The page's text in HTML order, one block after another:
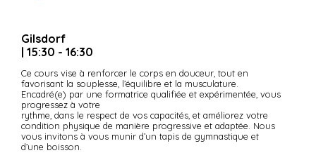
Gilsdorf
| 15:30 - 16:30
Ce cours vise à renforcer le corps en douceur, tout en
favorisant la souplesse, l’équilibre et la musculature.
Encadré(e) par une formatrice qualifiée et expérimentée, vous
progressez à votre
rythme, dans le respect de vos capacités, et améliorez votre
condition physique de manière progressive et adaptée. Nous
vous invitons à vous munir d’un tapis de gymnastique et
d’une boisson.